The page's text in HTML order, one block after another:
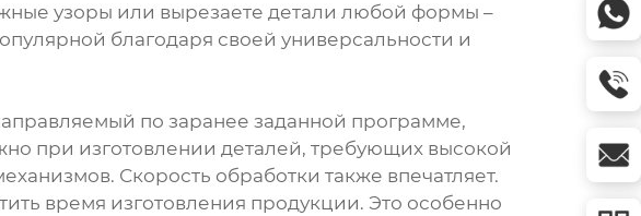
узоры или вырезаете детали любой формы –
благодаря своей универсальности и
по заранее заданной программе,
при изготовлении деталей, требующих высокой
Скорость обработки также впечатляет.
время изготовления продукции. Это особенно